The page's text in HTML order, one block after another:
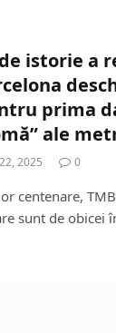
istorie a
prima
ale
2025 0
centenare,
sunt de obicei